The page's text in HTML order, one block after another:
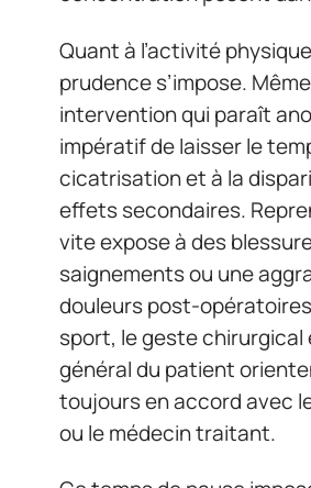
Quant à l’activité
prudence s’impose.
intervention qui paraît
impératif de laisser le
cicatrisation et à la
effets secondaires.
vite expose à des
saignements ou une
douleurs post-
sport, le geste chirurgical
général du patient
toujours en accord avec
ou le médecin traitant.